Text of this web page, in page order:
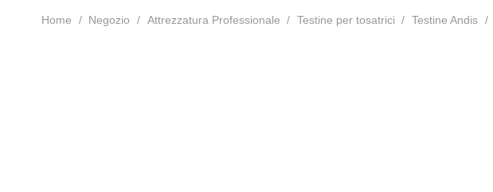
Home / Negozio / Attrezzatura Professionale / Testine per tosatrici / Testine Andis /